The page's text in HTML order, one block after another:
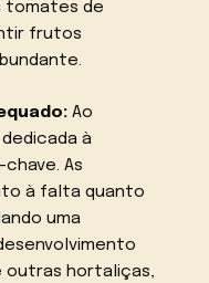
tomates de
frutos
Ao
à
As
à falta quanto
uma
outras hortaliças,